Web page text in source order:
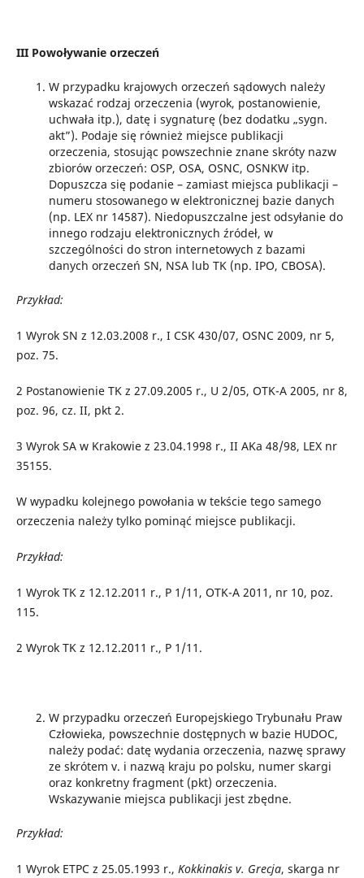
III Powoływanie orzeczeń
W przypadku krajowych orzeczeń sądowych należy
wskazać rodzaj orzeczenia (wyrok, postanowienie,
uchwała itp.), datę i sygnaturę (bez dodatku „sygn.
akt”). Podaje się również miejsce publikacji
orzeczenia, stosując powszechnie znane skróty nazw
zbiorów orzeczeń: OSP, OSA, OSNC, OSNKW itp.
Dopuszcza się podanie – zamiast miejsca publikacji –
numeru stosowanego w elektronicznej bazie danych
(np. LEX nr 14587). Niedopuszczalne jest odsyłanie do
innego rodzaju elektronicznych źródeł, w
szczególności do stron internetowych z bazami
danych orzeczeń SN, NSA lub TK (np. IPO, CBOSA).
Przykład:
1 Wyrok SN z 12.03.2008 r., I CSK 430/07, OSNC 2009, nr 5,
poz. 75.
2 Postanowienie TK z 27.09.2005 r., U 2/05, OTK-A 2005, nr 8,
poz. 96, cz. II, pkt 2.
3 Wyrok SA w Krakowie z 23.04.1998 r., II AKa 48/98, LEX nr
35155.
W wypadku kolejnego powołania w tekście tego samego
orzeczenia należy tylko pominąć miejsce publikacji.
Przykład:
1 Wyrok TK z 12.12.2011 r., P 1/11, OTK-A 2011, nr 10, poz.
115.
2 Wyrok TK z 12.12.2011 r., P 1/11.
W przypadku orzeczeń Europejskiego Trybunału Praw
Człowieka, powszechnie dostępnych w bazie HUDOC,
należy podać: datę wydania orzeczenia, nazwę sprawy
ze skrótem v. i nazwą kraju po polsku, numer skargi
oraz konkretny fragment (pkt) orzeczenia.
Wskazywanie miejsca publikacji jest zbędne.
Przykład:
1 Wyrok ETPC z 25.05.1993 r., Kokkinakis v. Grecja, skarga nr